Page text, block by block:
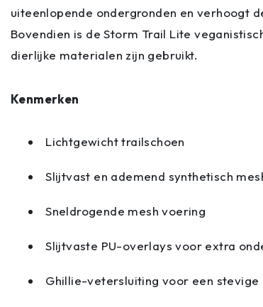
uiteenlopende ondergronden en verhoogt
Bovendien is de Storm Trail Lite
dierlijke materialen zijn gebruikt.
Kenmerken
Lichtgewicht trailschoen
Slijtvast en ademend synthetisch
Sneldrogende mesh voering
Slijtvaste PU-overlays voor extra
Ghillie-vetersluiting voor een stevige